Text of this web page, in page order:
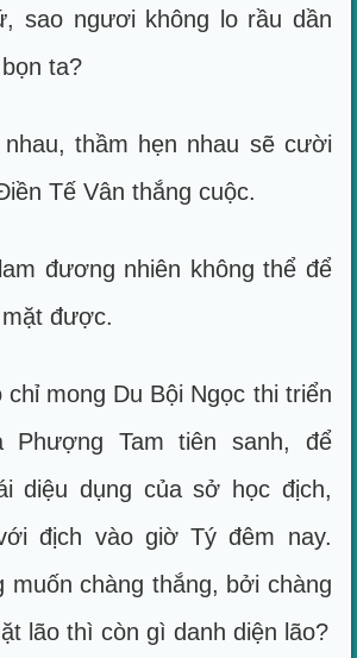
sao ngươi không lo rầu dần
ta?
thầm hẹn nhau sẽ cười
Tế Vân thắng cuộc.
đương nhiên không thể để
được.
chỉ mong Du Bội Ngọc thi triển
Phượng Tam tiên sanh, để
diệu dụng của sở học địch,
địch vào giờ Tý đêm nay.
muốn chàng thắng, bởi chàng
lão thì còn gì danh diện lão?